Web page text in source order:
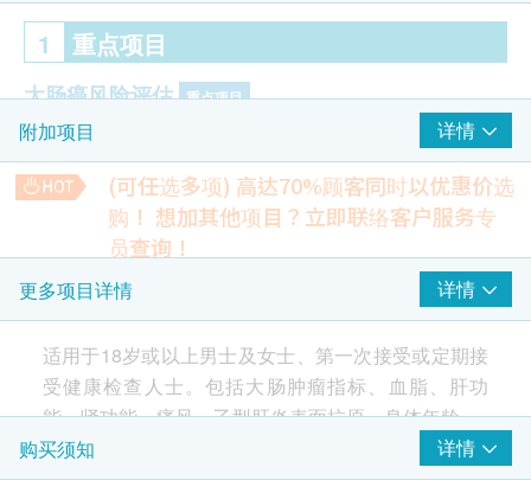
结论
本体检服务以高性价比、快速流程、广泛检查项目与便捷地点为
核心优势，适合繁忙的上班族、注重健康管理的家庭以及需要快
速取得报告的用户。建议追求全面检查与礼品吸引的顾客选用本
方案，同时若需进一步医学指导，亦可咨询专科医师以获得更完
整的意见。
此部分内容由AI自动生成，可能包含错误或不完整之处，请审慎参考。
Wong C***
2026-07-15新城市中央广场
優惠多且多選擇，多身體檢查種類方便客人
Or
2026-07-05朗豪
客戶服務專業
$2000 百佳电子礼券
1 重点项目
大肠癌风险评估 重点项目
癌胚抗原
基本项目
心脏检查
乳酸脱氢酶
总肌酸磷激酵素
基本健康评估
体质指标
身高
附加项目 详情
(可任选多项) 高达70%顾客同时以优惠价选
购！ 想加其他项目？立即联络客户服务专
员查询！
柏氏子宫颈液基薄片检查
除可检查子宫颈癌前期病变外，亦可知是否有其他妇科隐患
(只限有性经验女性)
34% off
HK$410.0 HK$620
肺X光平片
基本的肺部检查
更多项目详情 详情
适用于18岁或以上男士及女士、第一次接受或定期接
受健康检查人士。包括大肠肿瘤指标、血脂、肝功
能、肾功能、痛风、乙型肝炎表面抗原、身体年龄。
高敏度心肌肌钙蛋白I (hs-Troponin I) — 心肌受损标
购买须知 详情